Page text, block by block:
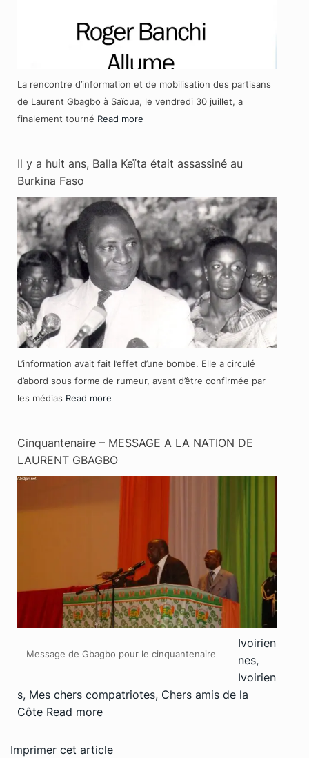
La rencontre d’information et de mobilisation des partisans
de Laurent Gbagbo à Saïoua, le vendredi 30 juillet, a
finalement tourné Read more
Il y a huit ans, Balla Keïta était assassiné au
Burkina Faso
L’information avait fait l’effet d’une bombe. Elle a circulé
d’abord sous forme de rumeur, avant d’être confirmée par
les médias Read more
Cinquantenaire – MESSAGE A LA NATION DE
LAURENT GBAGBO
Message de Gbagbo pour le cinquantenaire
Ivoirien
nes,
Ivoirien
s, Mes chers compatriotes, Chers amis de la
Côte Read more
Imprimer cet article